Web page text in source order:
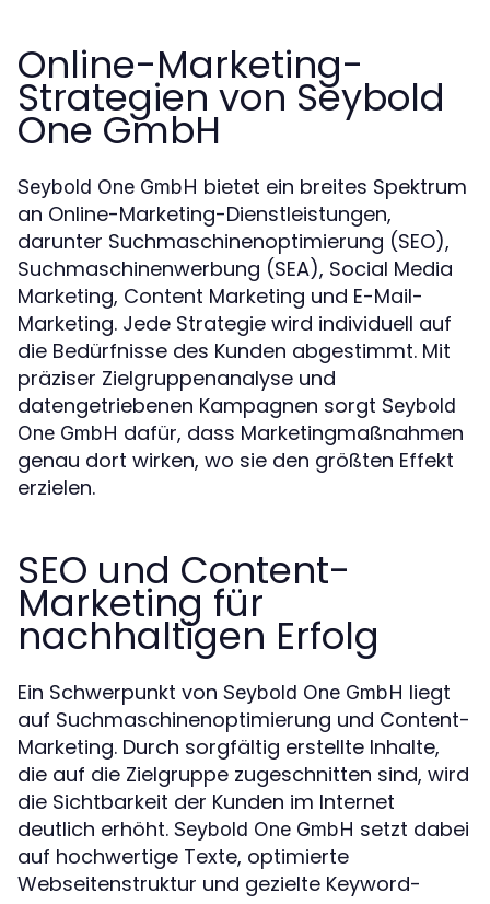
Online-Marketing-
Strategien von Seybold
One GmbH
Seybold One GmbH bietet ein breites Spektrum
an Online-Marketing-Dienstleistungen,
darunter Suchmaschinenoptimierung (SEO),
Suchmaschinenwerbung (SEA), Social Media
Marketing, Content Marketing und E-Mail-
Marketing. Jede Strategie wird individuell auf
die Bedürfnisse des Kunden abgestimmt. Mit
präziser Zielgruppenanalyse und
datengetriebenen Kampagnen sorgt Seybold
One GmbH dafür, dass Marketingmaßnahmen
genau dort wirken, wo sie den größten Effekt
erzielen.
SEO und Content-
Marketing für
nachhaltigen Erfolg
Ein Schwerpunkt von Seybold One GmbH liegt
auf Suchmaschinenoptimierung und Content-
Marketing. Durch sorgfältig erstellte Inhalte,
die auf die Zielgruppe zugeschnitten sind, wird
die Sichtbarkeit der Kunden im Internet
deutlich erhöht. Seybold One GmbH setzt dabei
auf hochwertige Texte, optimierte
Webseitenstruktur und gezielte Keyword-